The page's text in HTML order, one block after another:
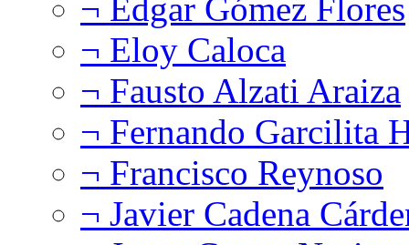
¬ Edgar Gómez Flores
¬ Eloy Caloca
¬ Fausto Alzati Araiza
¬ Fernando Garcilita
¬ Francisco Reynoso
¬ Javier Cadena